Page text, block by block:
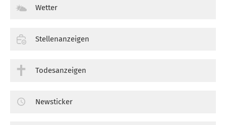
Wetter
Stellenanzeigen
Todesanzeigen
Newsticker